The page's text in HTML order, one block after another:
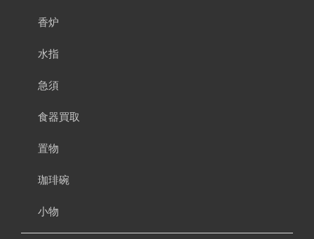
香炉
水指
急須
食器買取
置物
珈琲碗
小物